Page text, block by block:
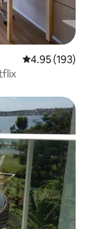
Meánrátáil
4.95 (193)